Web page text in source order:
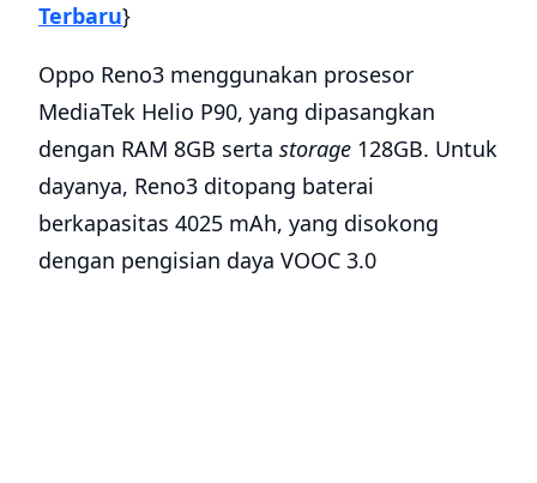
Terbaru}
Oppo Reno3 menggunakan prosesor
MediaTek Helio P90, yang dipasangkan
dengan RAM 8GB serta storage 128GB. Untuk
dayanya, Reno3 ditopang baterai
berkapasitas 4025 mAh, yang disokong
dengan pengisian daya VOOC 3.0